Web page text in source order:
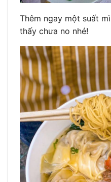
Thêm ngay một suất
thấy chưa no nhé!